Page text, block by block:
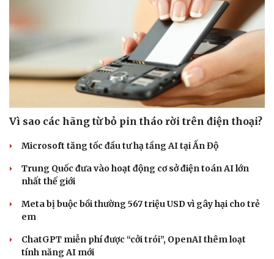
Vì sao các hãng từ bỏ pin tháo rời trên điện thoại?
Microsoft tăng tốc đầu tư hạ tầng AI tại Ấn Độ
Trung Quốc đưa vào hoạt động cơ sở điện toán AI lớn
nhất thế giới
Meta bị buộc bồi thường 567 triệu USD vì gây hại cho trẻ
em
ChatGPT miễn phí được “cởi trói”, OpenAI thêm loạt
tính năng AI mới